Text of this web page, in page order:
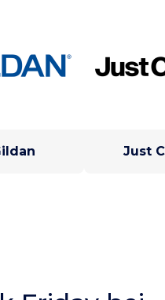
Just